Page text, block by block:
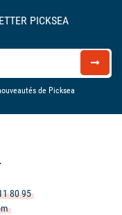
PICKSEA
de Picksea
80 95